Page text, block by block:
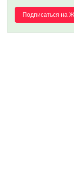
Подписаться на